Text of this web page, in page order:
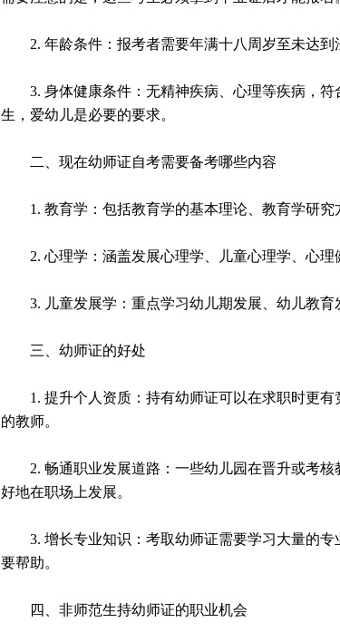
2. 年龄条件：报考者需要年满十八周岁至未达到
3. 身体健康条件：无精神疾病、心理等疾病，
生，爱幼儿是必要的要求。
二、现在幼师证自考需要备考哪些内容
1. 教育学：包括教育学的基本理论、教育学研究
2. 心理学：涵盖发展心理学、儿童心理学、心理
3. 儿童发展学：重点学习幼儿期发展、幼儿教育
三、幼师证的好处
1. 提升个人资质：持有幼师证可以在求职时更
的教师。
2. 畅通职业发展道路：一些幼儿园在晋升或考
好地在职场上发展。
3. 增长专业知识：考取幼师证需要学习大量的
要帮助。
四、非师范生持幼师证的职业机会